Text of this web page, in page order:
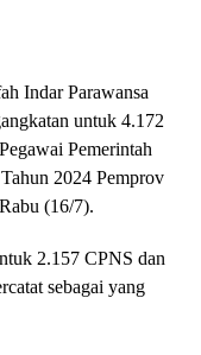
Indar Parawansa
untuk 4.172
Pemerintah
2024 Pemprov
(16/7).
2.157 CPNS dan
sebagai yang